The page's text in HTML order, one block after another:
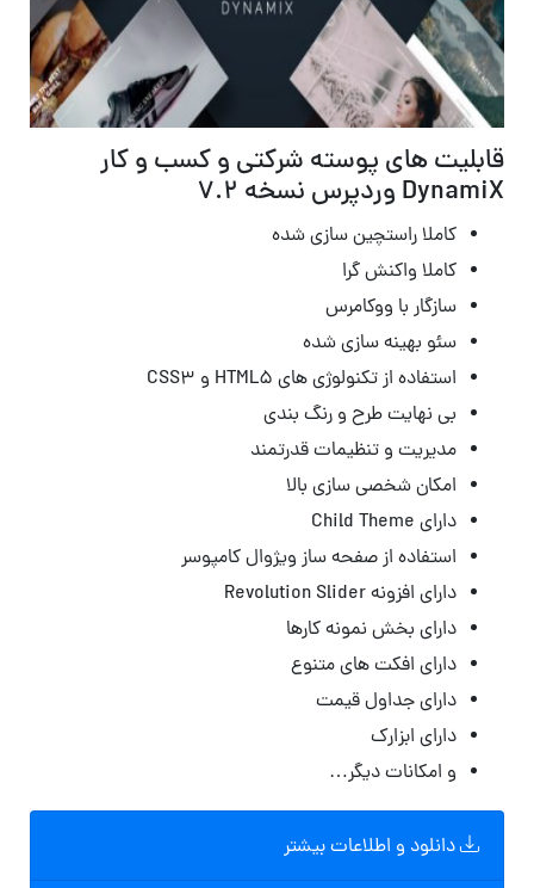
قابلیت های پوسته شرکتی و کسب و کار
DynamiX وردپرس نسخه 7.2
کاملا راستچین سازی شده
کاملا واکنش گرا
سازگار با ووکامرس
سئو بهینه سازی شده
استفاده از تکنولوژی های HTML5 و CSS3
بی نهایت طرح و رنگ بندی
مدیریت و تنظیمات قدرتمند
امکان شخصی سازی بالا
دارای Child Theme
استفاده از صفحه ساز ویژوال کامپوسر
دارای افزونه Revolution Slider
دارای بخش نمونه کارها
دارای افکت های متنوع
دارای جداول قیمت
دارای ابزارک
و امکانات دیگر…
دانلود و اطلاعات بیشتر